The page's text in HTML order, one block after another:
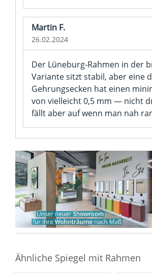
Martin F.
26.02.2024
Der Lüneburg-Rahmen in der
Variante sitzt stabil, aber eine
Gehrungsecken hat einen
von vielleicht 0,5 mm — nicht
fällt aber auf wenn man nah
Ähnliche Spiegel mit Rahmen